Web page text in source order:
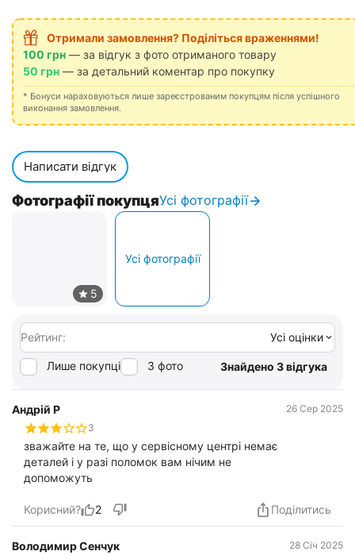
Отримали замовлення? Поділіться враженнями!
100 грн — за відгук з фото отриманого товару
50 грн — за детальний коментар про покупку
* Бонуси нараховуються лише зареєстрованим покупцям після успішного
виконання замовлення.
Написати відгук
Фотографії покупцяУсі фотографії
Усі фотографії
Рейтинг: Усі оцінки
Лише покупці З фото Знайдено 3 відгука
Андрій Р
26 Сер 2025
3
зважайте на те, що у сервісному центрі немає
деталей і у разі поломок вам нічим не
допоможуть
Корисний? 2 Поділитись
Володимир Сенчук
28 Січ 2025